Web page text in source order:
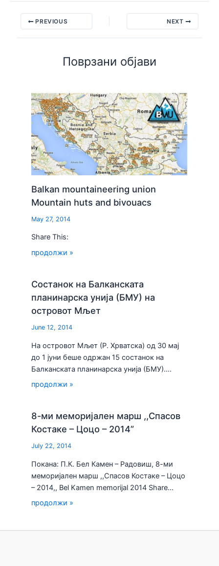
PREVIOUS NEXT
Поврзани објави
Balkan mountaineering union
Mountain huts and bivouacs
May 27, 2014
Share This:
продолжи »
Состанок на Балканската
планинарска унија (БМУ) на
островот Мљет
June 12, 2014
На островот Мљет (Р. Хрватска) од 30 мај
до 1 јуни беше одржан 15 состанок на
Балканската планинарска унија (БМУ).…
продолжи »
8-ми меморијален марш ,,Спасов
Костаке – Цоцо – 2014”
July 22, 2014
Покана: П.К. Бел Камен – Радовиш, 8-ми
меморијален марш ,,Спасов Костаке – Цоцо
– 2014,, Bel Kamen memorijal 2014 Share…
продолжи »